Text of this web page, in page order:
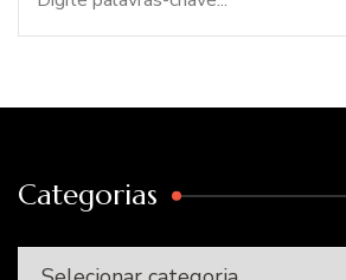
Categorias
Categorias